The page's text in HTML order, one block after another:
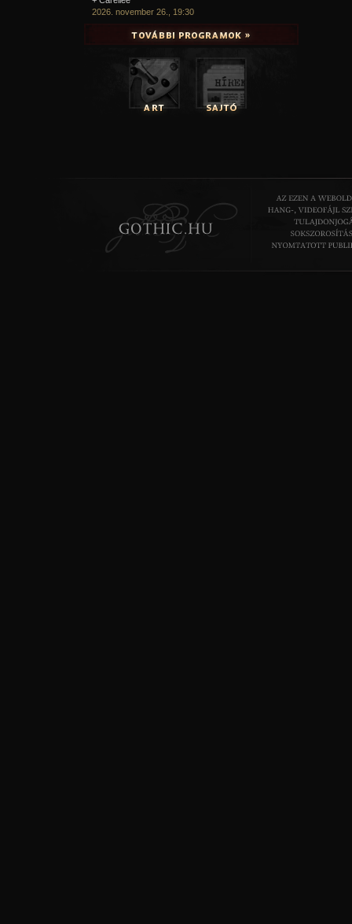
2026. november 26., 19:30